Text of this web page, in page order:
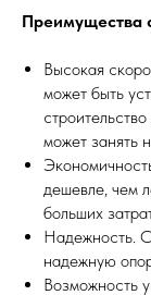
Преимущества
Высокая
может быть
может занять
дешевле, чем
больших
Надежность.
надежную
Возможность